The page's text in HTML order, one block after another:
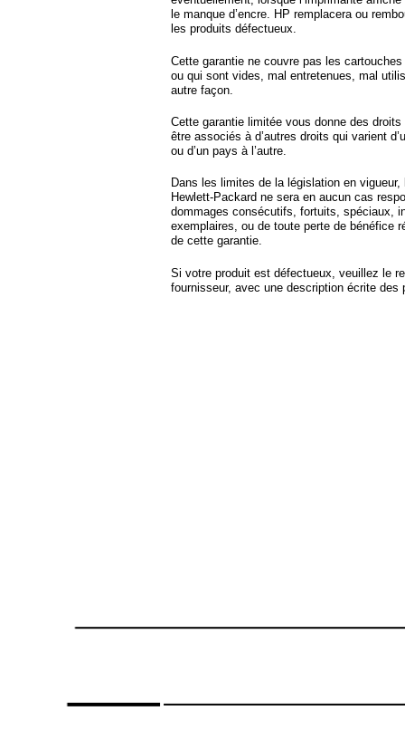
le manque d’encre. HP remplacera ou
les produits défectueux.
Cette garantie ne couvre pas les
ou qui sont vides, mal entretenues, mal
autre façon.
Cette garantie limitée vous donne des
être associés à d’autres droits qui varient
ou d’un pays à l’autre.
Dans les limites de la législation en vigueur,
Hewlett-Packard ne sera en aucun cas
dommages consécutifs, fortuits, spéciaux,
exemplaires, ou de toute perte de bénéfice
de cette garantie.
Si votre produit est défectueux, veuillez le
fournisseur, avec une description écrite des